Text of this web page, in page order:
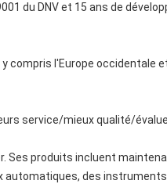
du DNV et 15 ans de
compris l'Europe occidentale
service/mieux qualité/
Ses produits incluent
automatiques, des